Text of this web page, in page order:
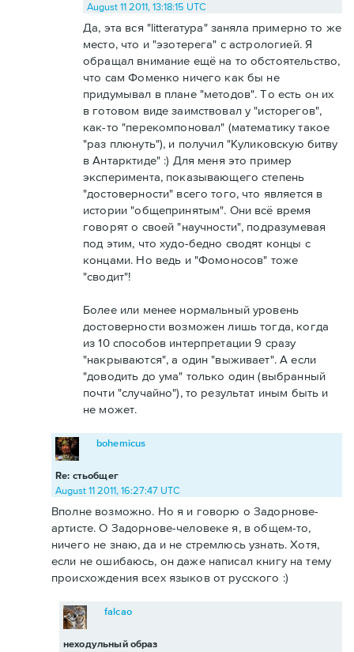
August 11 2011, 13:18:15 UTC
Да, эта вся "litterатура" заняла примерно то же
место, что и "эзотерега" с астрологией. Я
обращал внимание ещё на то обстоятельство,
что сам Фоменко ничего как бы не
придумывал в плане "методов". То есть он их
в готовом виде заимствовал у "исторегов",
как-то "перекомпоновал" (математику такое
"раз плюнуть"), и получил "Куликовскую битву
в Антарктиде" :) Для меня это пример
эксперимента, показывающего степень
"достоверности" всего того, что является в
истории "общепринятым". Они всё время
говорят о своей "научности", подразумевая
под этим, что худо-бедно сводят концы с
концами. Но ведь и "Фомоносов" тоже
"сводит"!
Более или менее нормальный уровень
достоверности возможен лишь тогда, когда
из 10 способов интерпретации 9 сразу
"накрываются", а один "выживает". А если
"доводить до ума" только один (выбранный
почти "случайно"), то результат иным быть и
не может.
Re: стьобщег
bohemicus
August 11 2011, 16:27:47 UTC
Вполне возможно. Но я и говорю о Задорнове-
артисте. О Задорнове-человеке я, в общем-то,
ничего не знаю, да и не стремлюсь узнать. Хотя,
если не ошибаюсь, он даже написал книгу на тему
происхождения всех языков от русского :)
неходульный образ
falcao